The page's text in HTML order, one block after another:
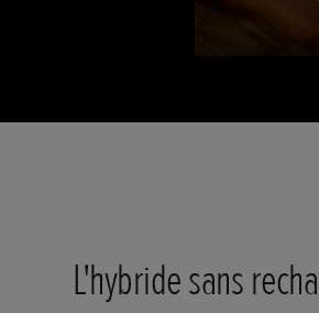
L'hybride sans